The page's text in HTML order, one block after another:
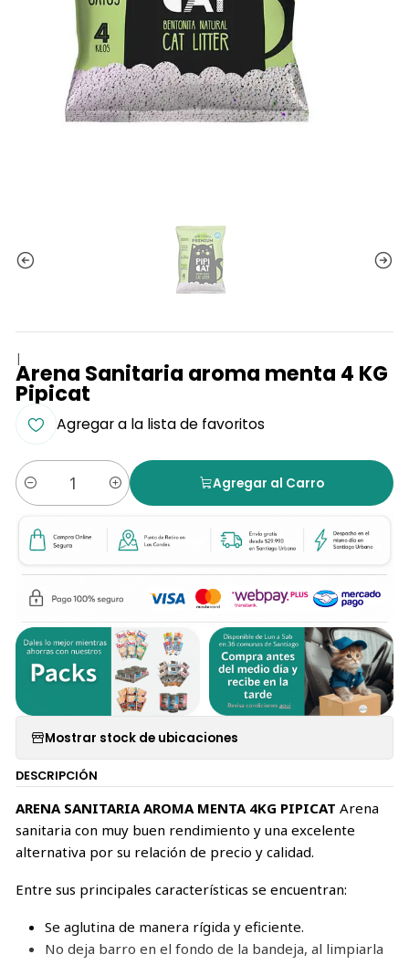
|
Arena Sanitaria aroma menta 4 KG
Pipicat
Agregar a la lista de favoritos
Cantidad
Agregar al Carro
Mostrar stock de ubicaciones
DESCRIPCIÓN
ARENA SANITARIA AROMA MENTA 4KG PIPICAT Arena
sanitaria con muy buen rendimiento y una excelente
alternativa por su relación de precio y calidad.
Entre sus principales características se encuentran:
Se aglutina de manera rígida y eficiente.
No deja barro en el fondo de la bandeja, al limpiarla